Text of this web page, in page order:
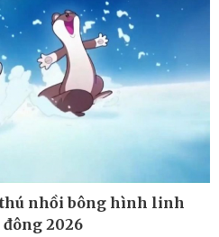
Dự báo thời tiết
Giáo dục
Dấu ấn VOV
Việc làm
Biển đảo
Multimedia
Ảnh
Video
thú nhồi bông hình linh
2026